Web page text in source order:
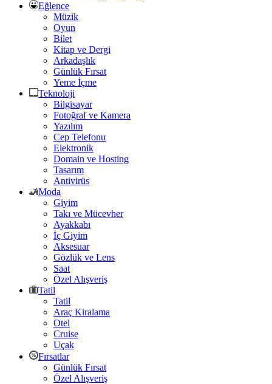
Eğlence
Müzik
Oyun
Bilet
Kitap ve Dergi
Arkadaşlık
Günlük Fırsat
Yeme İçme
Teknoloji
Bilgisayar
Fotoğraf ve Kamera
Yazılım
Cep Telefonu
Elektronik
Domain ve Hosting
Tasarım
Antivirüs
Moda
Giyim
Takı ve Mücevher
Ayakkabı
İç Giyim
Aksesuar
Gözlük ve Lens
Saat
Özel Alışveriş
Tatil
Tatil
Araç Kiralama
Otel
Cruise
Uçak
Fırsatlar
Günlük Fırsat
Özel Alışveriş